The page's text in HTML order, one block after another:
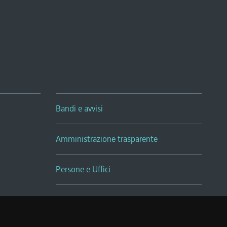
Bandi e avvisi
Amministrazione trasparente
Persone e Uffici
Sala Tiziano Tessitori